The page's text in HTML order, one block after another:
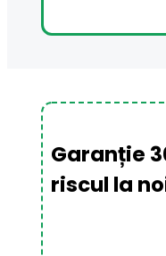
Garanție
riscul la